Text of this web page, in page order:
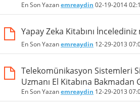
En Son Yazanemreaydin 02-19-2014
Yapay Zeka Kitabını İncelediniz
En Son Yazanemreaydin 12-29-2013
Telekomünikasyon Sistemleri
Uzmanı El Kitabına Bakmadan
En Son Yazanemreaydin 12-29-2013